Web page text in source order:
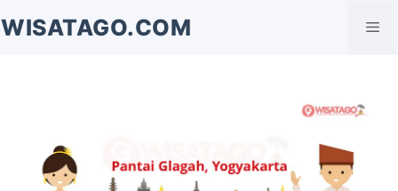
ke
WISATAGO.COM